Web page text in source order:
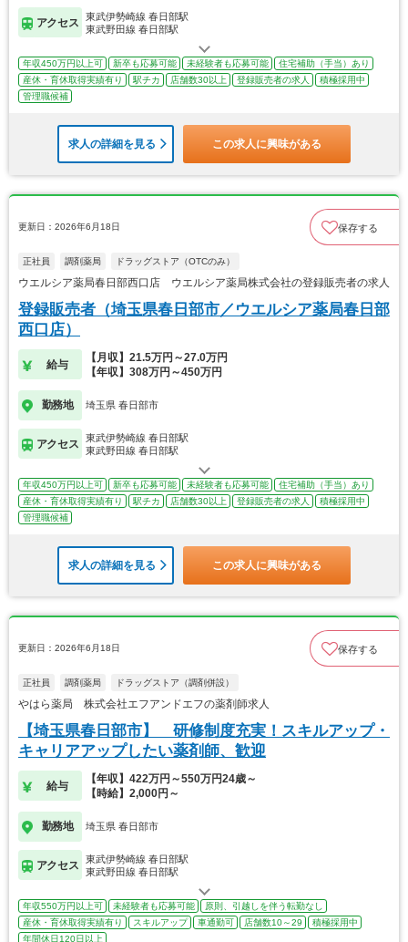
アクセス
東武伊勢崎線 春日部駅
東武野田線 春日部駅
年収450万円以上可 新卒も応募可能 未経験者も応募可能
住宅補助（手当）あり
産休・育休取得実績有り
駅チカ 店舗数30以上 登録販売者の求人
積極採用中
管理職候補
求人の詳細を見る この求人に興味がある
更新日：2026年6月18日 保存する
正社員 調剤薬局 ドラッグストア（OTCのみ）
ウエルシア薬局春日部西口店 ウエルシア薬局株式会社の登録販売者の求人
登録販売者（埼玉県春日部市／ウエルシア薬局春日部
西口店）
給与
【月収】21.5万円～27.0万円
【年収】308万円～450万円
勤務地 埼玉県 春日部市
アクセス
東武伊勢崎線 春日部駅
東武野田線 春日部駅
年収450万円以上可 新卒も応募可能 未経験者も応募可能
住宅補助（手当）あり
産休・育休取得実績有り
駅チカ 店舗数30以上 登録販売者の求人
積極採用中
管理職候補
求人の詳細を見る この求人に興味がある
更新日：2026年6月18日 保存する
正社員 調剤薬局 ドラッグストア（調剤併設）
やはら薬局 株式会社エフアンドエフの薬剤師求人
【埼玉県春日部市】 研修制度充実！スキルアップ・
キャリアアップしたい薬剤師、歓迎
給与
【年収】422万円～550万円24歳～
【時給】2,000円～
勤務地 埼玉県 春日部市
アクセス
東武伊勢崎線 春日部駅
東武野田線 春日部駅
年収550万円以上可 未経験者も応募可能
原則、引越しを伴う転勤なし
産休・育休取得実績有り
スキルアップ 車通勤可 店舗数10～29
積極採用中
年間休日120日以上